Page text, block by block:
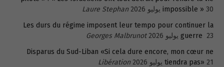
impossible » 30 يوليو 2026
Laure Stephan
Les durs du régime imposent leur tempo pour continuer la
guerre 23 يوليو 2026
Georges Malbrunot
Disparus du Sud-Liban «Si cela dure encore, mon cœur ne
tiendra pas» 21 يوليو 2026
Libération